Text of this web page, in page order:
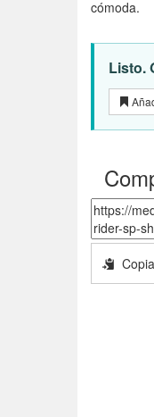
cómoda.
Listo.